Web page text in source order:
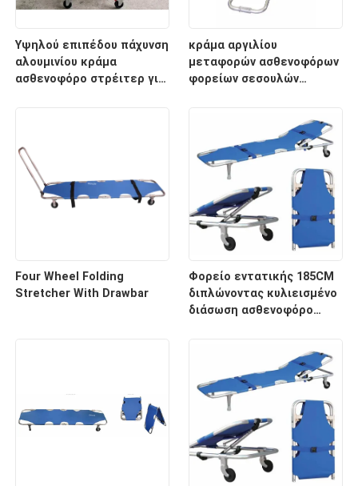
Υψηλού επιπέδου πάχυνση
αλουμινίου κράμα
ασθενοφόρο στρέιτερ για
νοσοκομειακή χρήση
κράμα αργιλίου
μεταφορών ασθενοφόρων
φορείων σεσουλών
Four Wheel Folding
Stretcher With Drawbar
Φορείο εντατικής 185CM
διπλώνοντας κυλιεισμένο
διάσωση ασθενοφόρο